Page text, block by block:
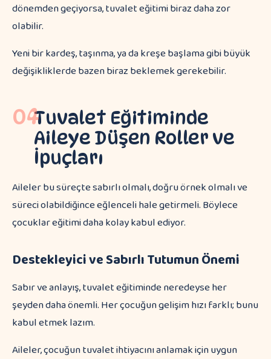
dönemden geçiyorsa, tuvalet eğitimi biraz daha zor
olabilir.
Yeni bir kardeş, taşınma, ya da kreşe başlama gibi büyük
değişikliklerde bazen biraz beklemek gerekebilir.
04Tuvalet Eğitiminde
Aileye Düşen Roller ve
İpuçları
Aileler bu süreçte sabırlı olmalı, doğru örnek olmalı ve
süreci olabildiğince eğlenceli hale getirmeli. Böylece
çocuklar eğitimi daha kolay kabul ediyor.
Destekleyici ve Sabırlı Tutumun Önemi
Sabır ve anlayış, tuvalet eğitiminde neredeyse her
şeyden daha önemli. Her çocuğun gelişim hızı farklı; bunu
kabul etmek lazım.
Aileler, çocuğun tuvalet ihtiyacını anlamak için uygun